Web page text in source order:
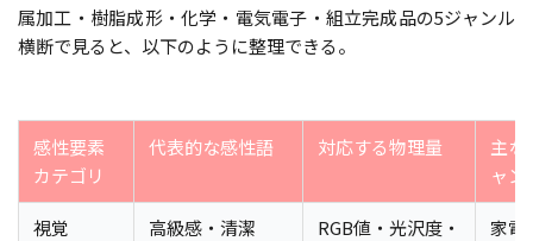
属加工・樹脂成形・化学・電気電子・組立完成品の5ジャンル
横断で見ると、以下のように整理できる。
感性要素
カテゴリ
代表的な感性語 対応する物理量
主な
ャン
視覚
高級感・清潔
RGB値・光沢度・
家電